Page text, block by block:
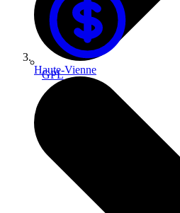
GPL
Haute-Vienne